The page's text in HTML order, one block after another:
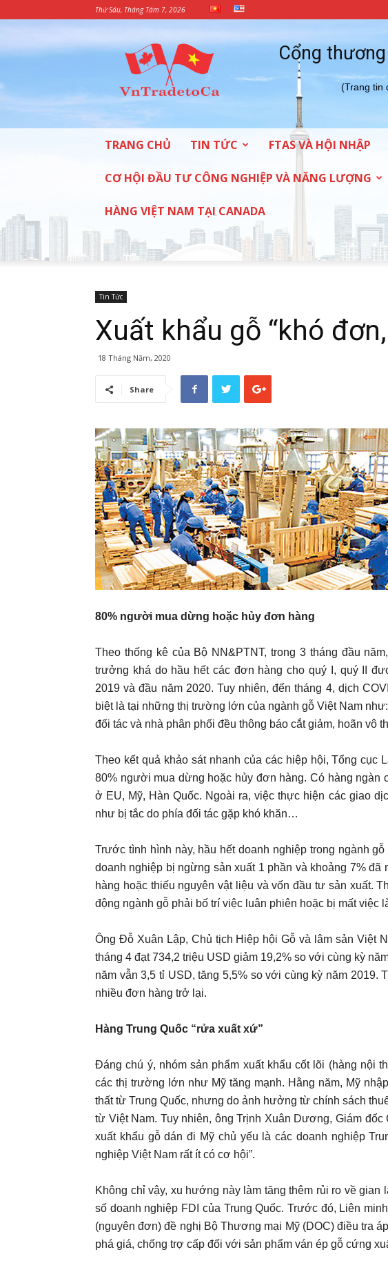
Thứ Sáu, Tháng Tám 7, 2026
Cổng
Thông
tin
thương
mại
đầu
tư
Canada
Cổng
(Trang tin
TRANG CHỦ TIN TỨC FTAS VÀ HỘI NHẬP
CƠ HỘI ĐẦU TƯ CÔNG NGHIỆP VÀ NĂNG LƯỢNG
HÀNG VIỆT NAM TẠI CANADA
Tin Tức
Xuất khẩu gỗ “khó
18 Tháng Năm, 2020
Share
80% người mua dừng hoặc hủy đơn hàng
Theo thống kê của Bộ NN&PTNT, trong 3 tháng đầu
trưởng khá do hầu hết các đơn hàng cho quý I, quý II
2019 và đầu năm 2020. Tuy nhiên, đến tháng 4, dịch
biệt là tại những thị trường lớn của ngành gỗ Việt Nam
đối tác và nhà phân phối đều thông báo cắt giảm, hoãn vô
Theo kết quả khảo sát nhanh của các hiệp hội, Tổng cục
80% người mua dừng hoặc hủy đơn hàng. Có hàng ngàn
ở EU, Mỹ, Hàn Quốc. Ngoài ra, việc thực hiện các giao
như bị tắc do phía đối tác gặp khó khăn…
Trước tình hình này, hầu hết doanh nghiệp trong ngành
doanh nghiệp bị ngừng sản xuất 1 phần và khoảng 7%
hàng hoặc thiếu nguyên vật liệu và vốn đầu tư sản xuất.
động ngành gỗ phải bố trí việc luân phiên hoặc bị mất việc
Ông Đỗ Xuân Lập, Chủ tịch Hiệp hội Gỗ và lâm sản Việt
tháng 4 đạt 734,2 triệu USD giảm 19,2% so với cùng kỳ
năm vẫn 3,5 tỉ USD, tăng 5,5% so với cùng kỳ năm 2019.
nhiều đơn hàng trở lại.
Hàng Trung Quốc “rửa xuất xứ”
Đáng chú ý, nhóm sản phẩm xuất khẩu cốt lõi (hàng nội
các thị trường lớn như Mỹ tăng mạnh. Hằng năm, Mỹ
thất từ Trung Quốc, nhưng do ảnh hưởng từ chính sách
từ Việt Nam. Tuy nhiên, ông Trịnh Xuân Dương, Giám đốc
xuất khẩu gỗ dán đi Mỹ chủ yếu là các doanh nghiệp
nghiệp Việt Nam rất ít có cơ hội”.
Không chỉ vậy, xu hướng này làm tăng thêm rủi ro về gian
số doanh nghiệp FDI của Trung Quốc. Trước đó, Liên
(nguyên đơn) đề nghị Bộ Thương mại Mỹ (DOC) điều tra
phá giá, chống trợ cấp đối với sản phẩm ván ép gỗ cứng